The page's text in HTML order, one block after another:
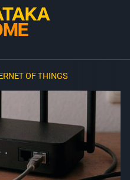
OF THINGS